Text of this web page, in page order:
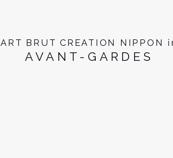
ART BRUT CREATION NIPPON
AVANT-GARDES